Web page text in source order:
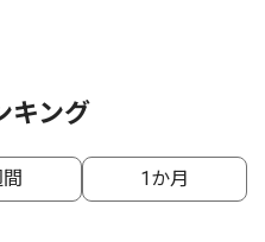
キング
1か月